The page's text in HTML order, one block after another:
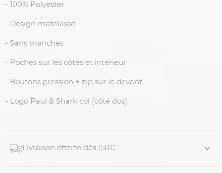
- 100% Polyester
- Design matelassé
- Sans manches
- Poches sur les côtés et intérieur
- Boutons pression + zip sur le devant
- Logo Paul & Shark col (côté dos)
Livraison offerte dés 150€